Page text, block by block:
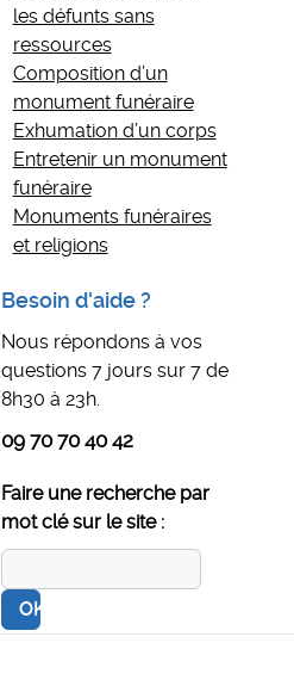
les défunts sans
ressources
Composition d’un
monument funéraire
Exhumation d’un corps
Entretenir un monument
funéraire
Monuments funéraires
et religions
Besoin d'aide ?
Nous répondons à vos
questions 7 jours sur 7 de
8h30 à 23h.
09 70 70 40 42
Faire une recherche par
mot clé sur le site :